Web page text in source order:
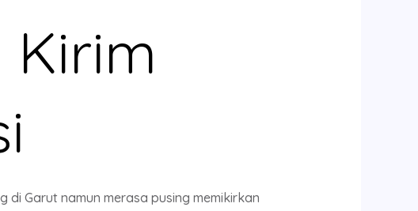
Kirim
Garut namun merasa pusing memikirkan